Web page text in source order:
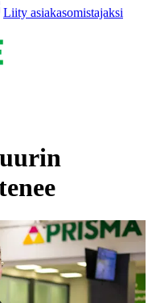
Liity asiakasomistajaksi